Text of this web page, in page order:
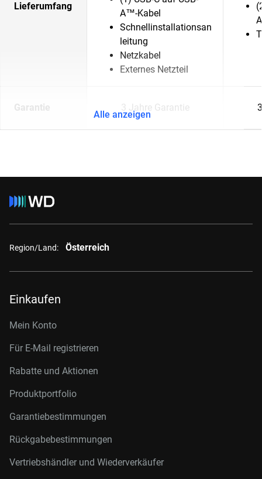
Lieferumfang
A™-Kabel
Schnellinstallationsan
leitung
Netzkabel
Externes Netzteil
Garantie 3 Jahre Garantie
Alle anzeigen
Region/Land: Österreich
Einkaufen
Mein Konto
Für E-Mail registrieren
Rabatte und Aktionen
Produktportfolio
Garantiebestimmungen
Rückgabebestimmungen
Vertriebshändler und Wiederverkäufer